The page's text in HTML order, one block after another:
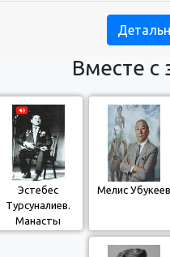
Вместе с
Эстебес
Турсуналиев.
Манасты
Ошпур койчуга
Мелис Убукеев